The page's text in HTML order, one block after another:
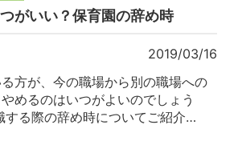
がいい？保育園の辞め時
2019/03/16
方が、今の職場から別の職場への
めるのはいつがよいのでしょう
する際の辞め時についてご紹介…